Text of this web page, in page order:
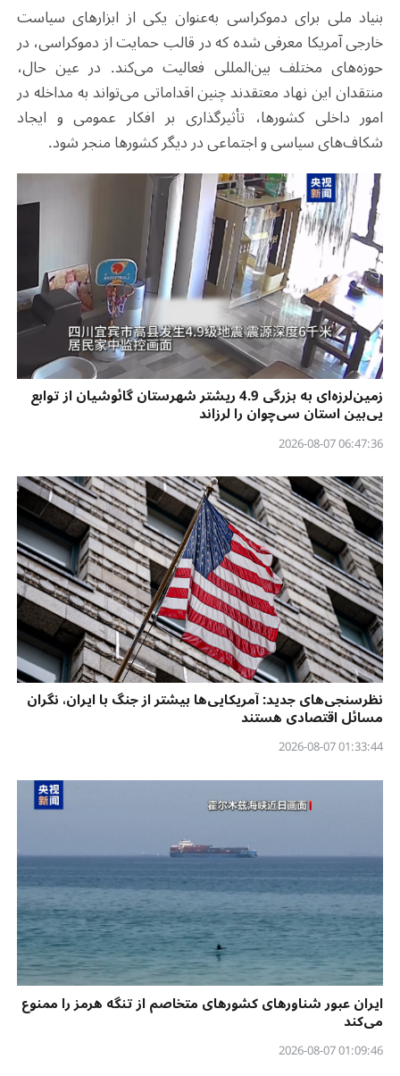
بنیاد ملی برای دموکراسی به‌عنوان یکی از ابزارهای سیاست
خارجی آمریکا معرفی شده که در قالب حمایت از دموکراسی، در
حوزه‌های مختلف بین‌المللی فعالیت می‌کند. در عین حال،
منتقدان این نهاد معتقدند چنین اقداماتی می‌تواند به مداخله در
امور داخلی کشورها، تأثیرگذاری بر افکار عمومی و ایجاد
شکاف‌های سیاسی و اجتماعی در دیگر کشورها منجر شود.
زمین‌لرزه‌ای به بزرگی 4.9 ریشتر شهرستان گائوشیان از توابع
یی‌بین استان سی‌چوان را لرزاند
06:47:36 2026-08-07
نظرسنجی‌‌های جدید: آمریکایی‌ها بیشتر از جنگ با ایران، نگران
مسائل اقتصادی هستند
01:33:44 2026-08-07
ایران عبور شناورهای کشورهای متخاصم از تنگه هرمز را ممنوع
می‌کند
01:09:46 2026-08-07